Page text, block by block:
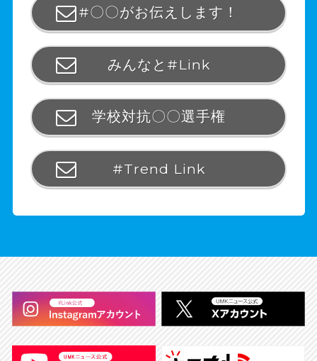
#〇〇がお伝えします！
みんなと#Link
学校対抗〇〇選手権
#Trend Link